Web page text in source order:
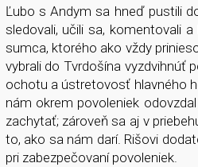
Ľubo s Andym sa hneď pustili
sledovali, učili sa, komentovali
sumca, ktorého ako vždy
vybrali do Tvrdošína vyzdvihnúť
ochotu a ústretovosť hlavného
nám okrem povoleniek
zachytať; zároveň sa aj v
to, ako sa nám darí. Rišovi
pri zabezpečovaní povoleniek.